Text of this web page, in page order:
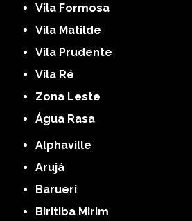
Vila Formosa
Vila Matilde
Vila Prudente
Vila Ré
Zona Leste
Água Rasa
Alphaville
Arujá
Barueri
Biritiba Mirim